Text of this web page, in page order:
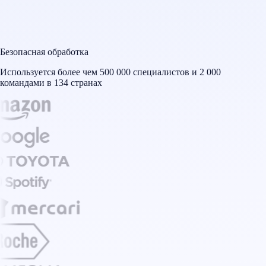
Безопасная обработка
Используется более чем 500 000 специалистов и 2 000
командами в 134 странах